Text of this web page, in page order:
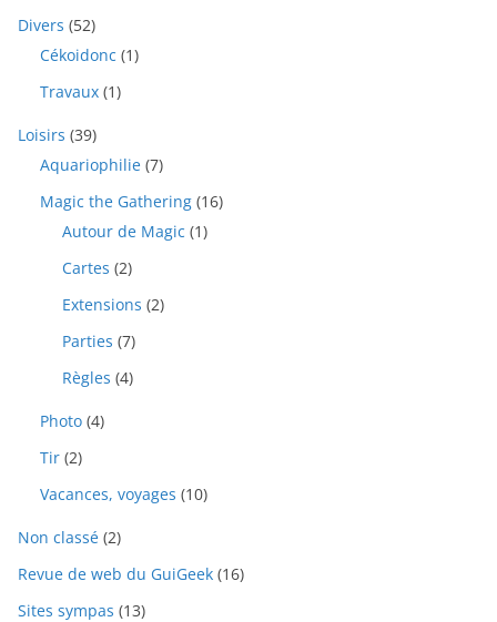
Divers (52)
Cékoidonc (1)
Travaux (1)
Loisirs (39)
Aquariophilie (7)
Magic the Gathering (16)
Autour de Magic (1)
Cartes (2)
Extensions (2)
Parties (7)
Règles (4)
Photo (4)
Tir (2)
Vacances, voyages (10)
Non classé (2)
Revue de web du GuiGeek (16)
Sites sympas (13)